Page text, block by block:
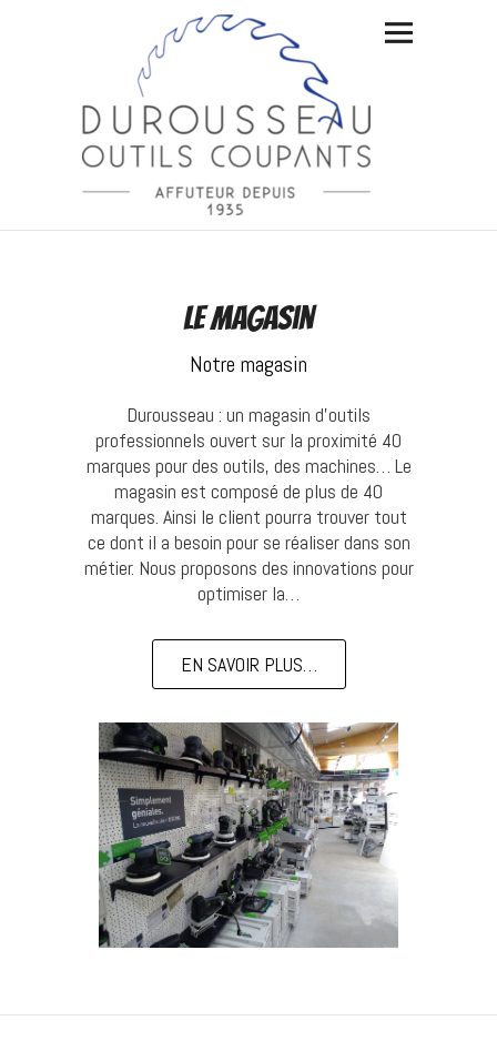
Le magasin
Notre magasin
Durousseau : un magasin d’outils
professionnels ouvert sur la proximité 40
marques pour des outils, des machines… Le
magasin est composé de plus de 40
marques. Ainsi le client pourra trouver tout
ce dont il a besoin pour se réaliser dans son
métier. Nous proposons des innovations pour
optimiser la…
EN SAVOIR PLUS…